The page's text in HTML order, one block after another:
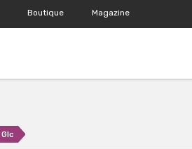
Boutique Magazine
Glc